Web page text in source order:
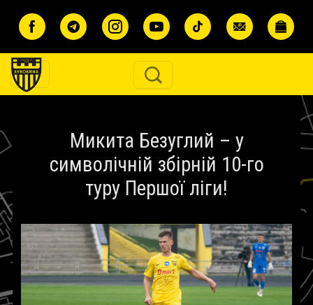
Микита Безуглий – у
символічній збірній 10-го
туру Першої ліги!